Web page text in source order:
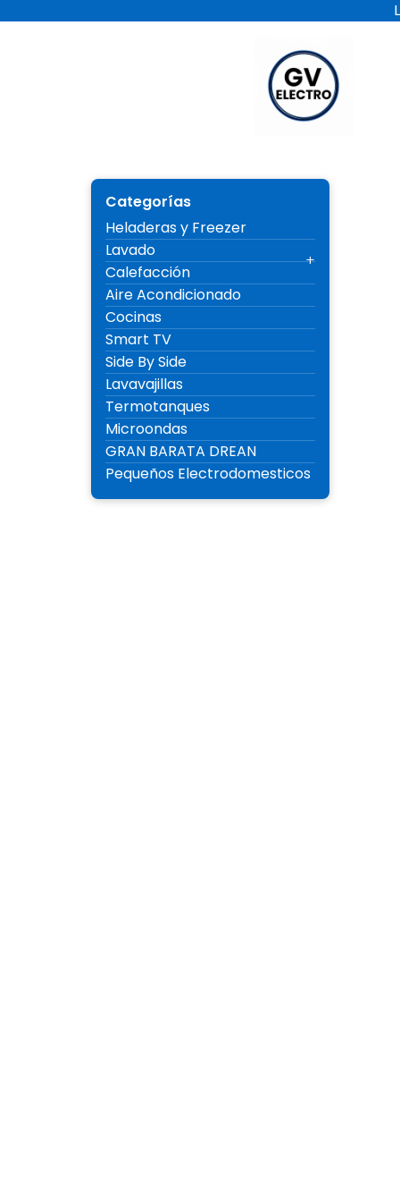
Categorías
Heladeras y Freezer
Lavado
Calefacción
Aire Acondicionado
Cocinas
Smart TV
Side By Side
Lavavajillas
Termotanques
Microondas
GRAN BARATA DREAN
Pequeños Electrodomesticos